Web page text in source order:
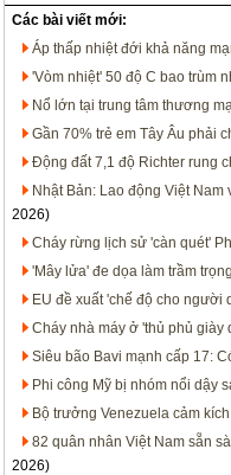
Các bài viết mới:
Áp thấp nhiệt đới khả năng
'Vòm nhiệt' 50 độ C bao trùm
Nổ lớn tại trung tâm thương
Gần 70% trẻ em Tây Âu phải
Động đất 7,1 độ Richter rung
Nhật Bản: Lao động Việt
2026)
Cháy rừng lịch sử 'càn quét'
'Mây lửa' đe dọa làm trầm
EU đề xuất 'chế độ cho người
Cháy nhà máy ở 'thủ phủ
Siêu bão Bavi mạnh cấp 17:
Phi công Mỹ bị nhóm nổi dậy
Bộ trưởng Venezuela cảm
82 quân nhân Việt Nam sẵn
2026)